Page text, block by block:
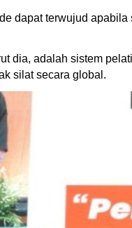
dapat terwujud
dia, adalah sistem
silat secara global.